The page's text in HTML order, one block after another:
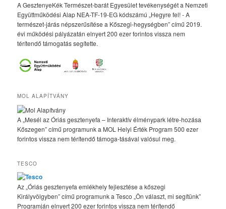
A GesztenyeKék Természet-barát Egyesület tevékenységét a Nemzeti
Együttműködési Alap NEA-TF-19-EG kódszámú „Hegyre fel! - A
természet-járás népszerűsítése a Kőszegi-hegységben” című 2019.
évi működési pályázatán elnyert 200 ezer forintos vissza nem
térítendő támogatás segítette.
MOL ALAPÍTVÁNY
A „Mesél az Óriás gesztenyefa – Interaktív élménypark létre-hozása
Kőszegen” című programunk a MOL Helyi Érték Program 500 ezer
forintos vissza nem térítendő támoga-tásával valósul meg.
TESCO
Az „Óriás gesztenyefa emlékhely fejlesztése a kőszegi
Királyvölgyben” című programunk a Tesco „Ön választ, mi segítünk”
Programján elnyert 200 ezer forintos vissza nem térítendő